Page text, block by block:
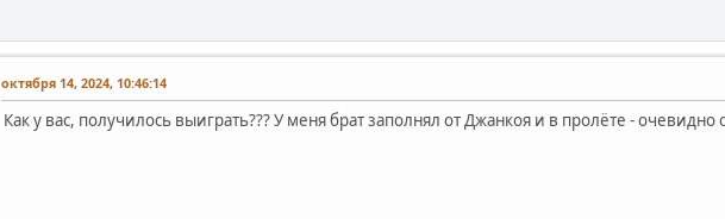
октября 14, 2024, 10:46:14
Как у вас, получилось выиграть??? У меня брат заполнял от Джанкоя и в пролёте -